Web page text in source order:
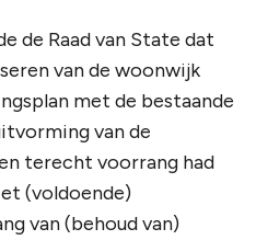
de Raad van State dat
van de woonwijk
met de bestaande
van de
terecht voorrang had
(voldoende)
van (behoud van)